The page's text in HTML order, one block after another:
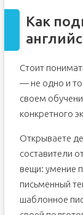
Что такое
Что взять с
английскому
английском
ЕГЭ по
ЕГЭ в
Как
Стоит
— не одно и
своем
конкретного
Открываете
составители
вещи: умение
письменный
шаблонное